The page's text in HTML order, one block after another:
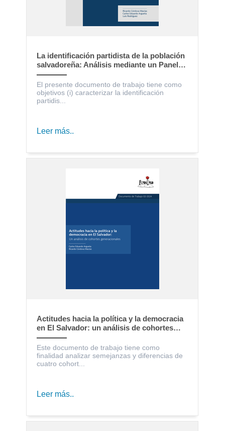
La identificación partidista de la población
salvadoreña: Análisis mediante un Panel
Electoral
El presente documento de trabajo tiene como
objetivos (i) caracterizar la identificación
partidis...
Leer más..
Actitudes hacia la política y la democracia
en El Salvador: un análisis de cohortes
generacionales
Este documento de trabajo tiene como
finalidad analizar semejanzas y diferencias de
cuatro cohort...
Leer más..